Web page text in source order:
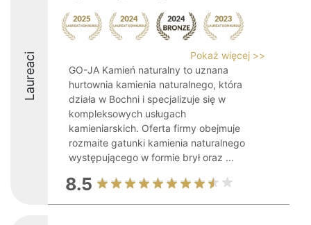
Laureaci
Pokaż więcej >>
GO-JA Kamień naturalny to uznana
hurtownia kamienia naturalnego, która
działa w Bochni i specjalizuje się w
kompleksowych usługach
kamieniarskich. Oferta firmy obejmuje
rozmaite gatunki kamienia naturalnego
występującego w formie brył oraz ...
8.5